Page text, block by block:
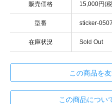
販売価格 15,000円(
型番 sticker-
在庫状況 Sold Out
この商品を
この商品につい